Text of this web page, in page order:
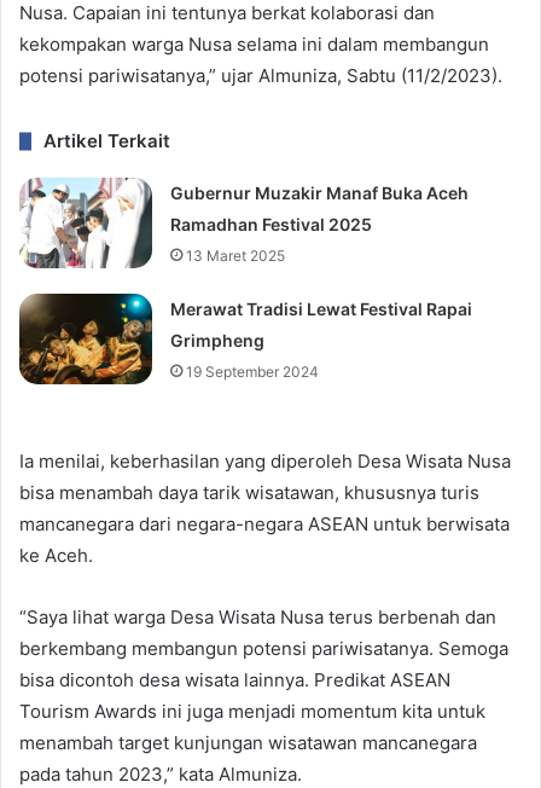
Nusa. Capaian ini tentunya berkat kolaborasi dan
kekompakan warga Nusa selama ini dalam membangun
potensi pariwisatanya,” ujar Almuniza, Sabtu (11/2/2023).
Artikel Terkait
Gubernur Muzakir Manaf Buka Aceh
Ramadhan Festival 2025
13 Maret 2025
Merawat Tradisi Lewat Festival Rapai
Grimpheng
19 September 2024
Ia menilai, keberhasilan yang diperoleh Desa Wisata Nusa
bisa menambah daya tarik wisatawan, khususnya turis
mancanegara dari negara-negara ASEAN untuk berwisata
ke Aceh.
“Saya lihat warga Desa Wisata Nusa terus berbenah dan
berkembang membangun potensi pariwisatanya. Semoga
bisa dicontoh desa wisata lainnya. Predikat ASEAN
Tourism Awards ini juga menjadi momentum kita untuk
menambah target kunjungan wisatawan mancanegara
pada tahun 2023,” kata Almuniza.